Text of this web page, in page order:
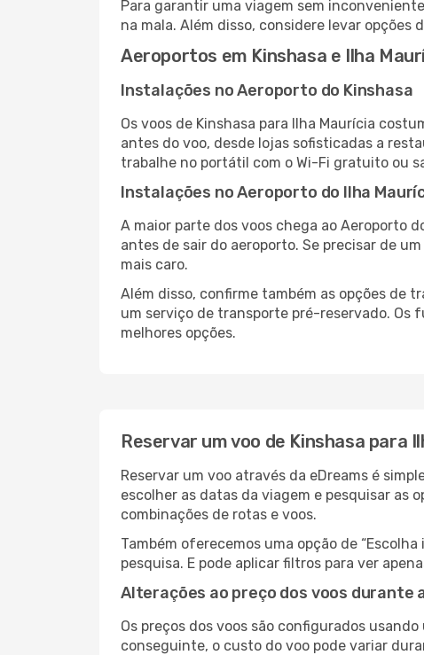
Para garantir uma viagem sem
na mala. Além disso, considere levar
Aeroportos em Kinshasa e Ilha
Instalações no Aeroporto do Kinshasa
Os voos de Kinshasa para Ilha Maurícia
antes do voo, desde lojas sofisticadas a
trabalhe no portátil com o Wi-Fi gratuito ou
Instalações no Aeroporto do Ilha
A maior parte dos voos chega ao Aeroporto
antes de sair do aeroporto. Se precisar de
mais caro.
Além disso, confirme também as opções de
um serviço de transporte pré-reservado. Os
melhores opções.
Reservar um voo de Kinshasa para
Reservar um voo através da eDreams é
escolher as datas da viagem e pesquisar as
combinações de rotas e voos.
Também oferecemos uma opção de
pesquisa. E pode aplicar filtros para ver
Alterações ao preço dos voos durante
Os preços dos voos são configurados
conseguinte, o custo do voo pode variar